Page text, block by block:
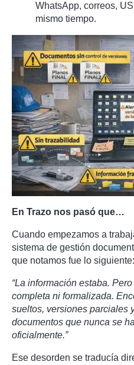
WhatsApp, correos,
mismo tiempo.
En Trazo nos pasó que…
Cuando empezamos a
sistema de gestión
que notamos fue lo siguiente:
“La información estaba.
completa ni formalizada.
sueltos, versiones parciales
documentos que nunca se
oficialmente.”
Ese desorden se traducía